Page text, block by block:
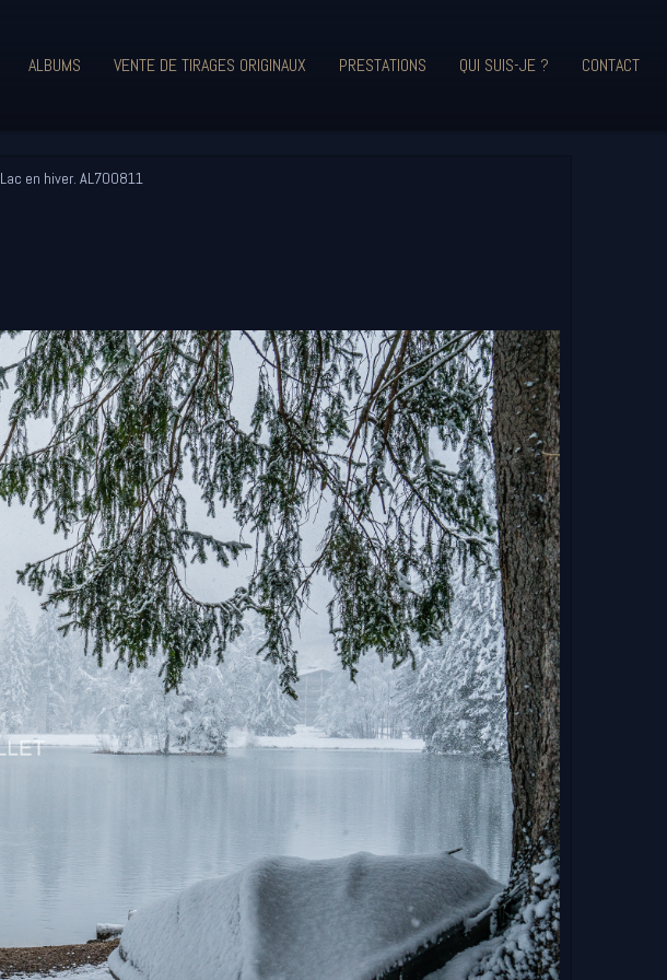
ALBUMS VENTE DE TIRAGES ORIGINAUX PRESTATIONS QUI SUIS-JE ? CONTACT
Lac en hiver. AL700811